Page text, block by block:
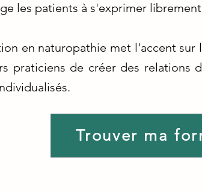
les patients à s'exprimer
en naturopathie met l'accent
praticiens de créer des relations
Trouver ma